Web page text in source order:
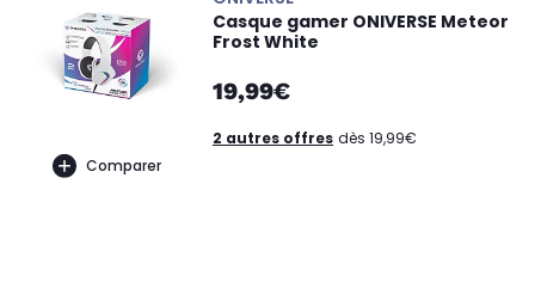
Comparer
Casque gamer ONIVERSE Meteor
Frost White
19,99€
2 autres offres dès 19,99€